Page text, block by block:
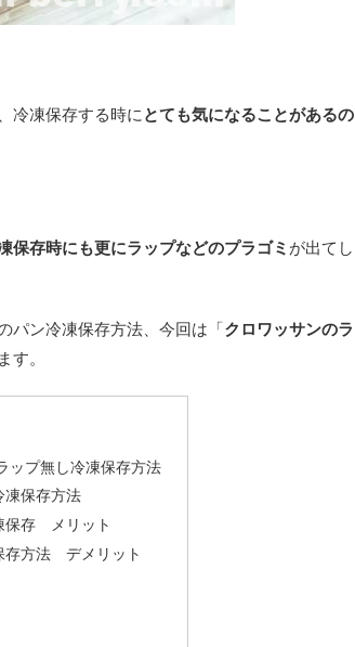
冷凍保存する時に とても気になることがあるの
保存時にも更にラップなどのプラゴミ が出てし
パン冷凍保存方法、今回は「クロワッサンのラ
す。
ップ無し冷凍保存方法
保存方法
保存 メリット
存方法 デメリット